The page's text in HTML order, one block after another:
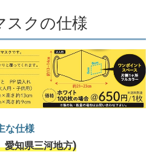
スクの仕様
な仕様
愛知県三河地方)